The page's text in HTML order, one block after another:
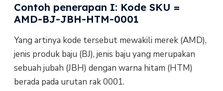
Contoh penerapan I: Kode SKU =
AMD-BJ-JBH-HTM-0001
Yang artinya kode tersebut mewakili merek (AMD),
jenis produk baju (BJ), jenis baju yang merupakan
sebuah jubah (JBH) dengan warna hitam (HTM)
berada pada urutan rak 0001.